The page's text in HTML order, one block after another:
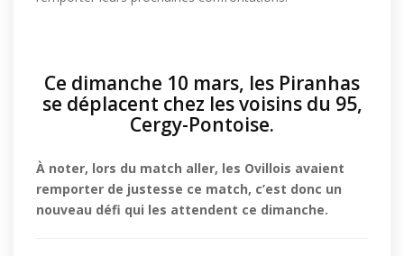
Ce dimanche 10 mars, les Piranhas
se déplacent chez les voisins du 95,
Cergy-Pontoise.
À noter, lors du match aller, les Ovillois avaient
remporter de justesse ce match, c’est donc un
nouveau défi qui les attendent ce dimanche.